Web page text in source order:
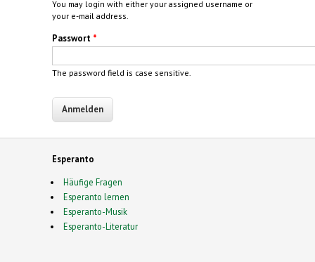
You may login with either your assigned username or
your e-mail address.
Passwort *
The password field is case sensitive.
Esperanto
Häufige Fragen
Esperanto lernen
Esperanto-Musik
Esperanto-Literatur